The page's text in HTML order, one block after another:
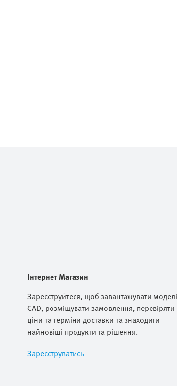
Інтернет Магазин
Зареєструйтеся, щоб завантажувати моделі
CAD, розміщувати замовлення, перевіряти
ціни та терміни доставки та знаходити
найновіші продукти та рішення.
Зареєструватись